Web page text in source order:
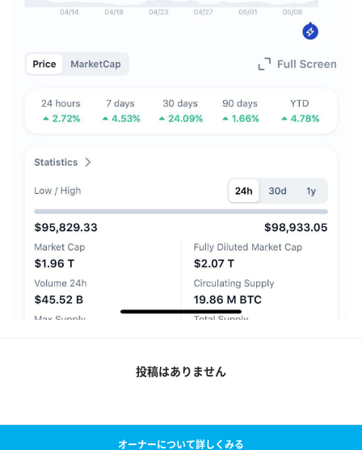
投稿はありません
オーナーについて詳しくみる